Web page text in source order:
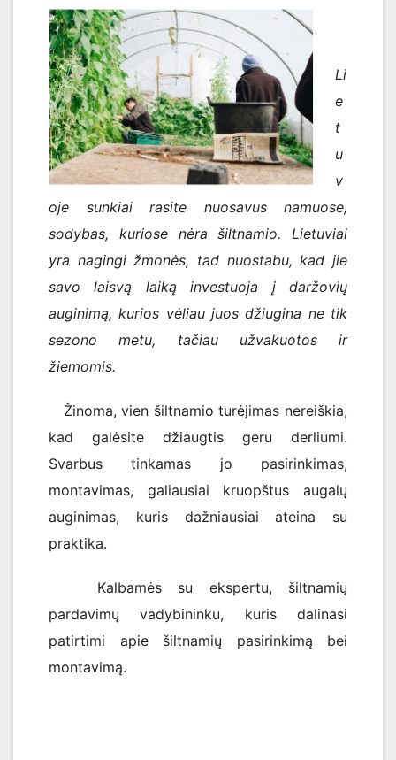
Li
e
t
u
v
oje sunkiai rasite nuosavus namuose,
sodybas, kuriose nėra šiltnamio. Lietuviai
yra nagingi žmonės, tad nuostabu, kad jie
savo laisvą laiką investuoja į daržovių
auginimą, kurios vėliau juos džiugina ne tik
sezono metu, tačiau užvakuotos ir
žiemomis.
Žinoma, vien šiltnamio turėjimas nereiškia,
kad galėsite džiaugtis geru derliumi.
Svarbus tinkamas jo pasirinkimas,
montavimas, galiausiai kruopštus augalų
auginimas, kuris dažniausiai ateina su
praktika.
Kalbamės su ekspertu, šiltnamių
pardavimų vadybininku, kuris dalinasi
patirtimi apie šiltnamių pasirinkimą bei
montavimą.